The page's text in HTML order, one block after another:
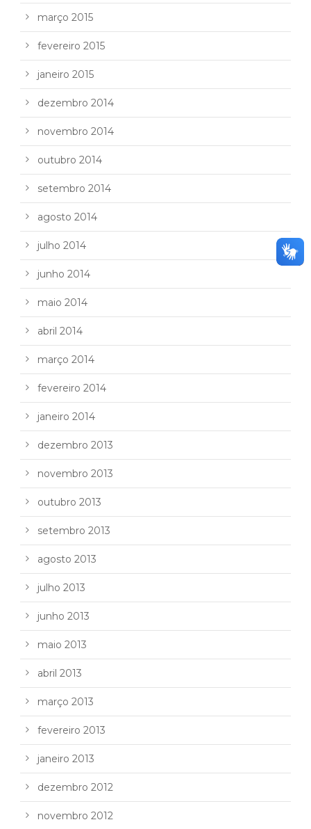
março 2015
fevereiro 2015
janeiro 2015
dezembro 2014
novembro 2014
outubro 2014
setembro 2014
agosto 2014
julho 2014
junho 2014
maio 2014
abril 2014
março 2014
fevereiro 2014
janeiro 2014
dezembro 2013
novembro 2013
outubro 2013
setembro 2013
agosto 2013
julho 2013
junho 2013
maio 2013
abril 2013
março 2013
fevereiro 2013
janeiro 2013
dezembro 2012
novembro 2012